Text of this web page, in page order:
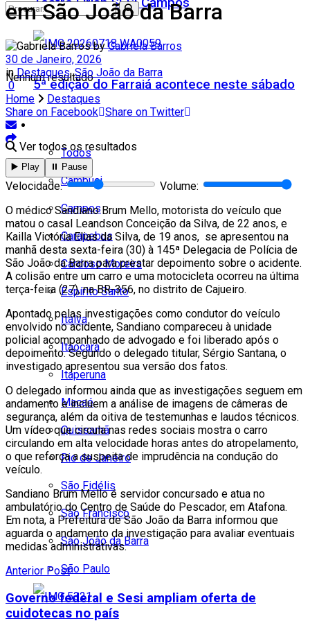
Teatro Firjan SESI Campos
5ª edição do Farraiá acontece neste sábado
Todos
Cambuci
Campos
Carapebus
Cardoso Moreira
Espírito Santo
Italva
Itaocara
Itaperuna
Macaé
Quissamã
Rio de Janeiro
São Fidélis
São Francisco
São João da Barra
São Paulo
Nenhum resultado
Ver todos os resultados
em São João da Barra
by Gabriela Barros
30 de Janeiro, 2026
in Destaques,São João da Barra
0
Home
Destaques
Share on Facebook Share on Twitter
▶️ Play ⏸️ Pause
Velocidade:
Volume:
O médico Sandiano Brum Mello, motorista do veículo que
matou o casal Leandson Conceição da Silva, de 22 anos, e
Kailla Victória Elias da Silva, de 19 anos, se apresentou na
manhã desta sexta-feira (30) à 145ª Delegacia de Polícia de
São João da Barra para prestar depoimento sobre o acidente.
A colisão entre um carro e uma motocicleta ocorreu na última
terça-feira (27), na BR-356, no distrito de Cajueiro.
Apontado pelas investigações como condutor do veículo
envolvido no acidente, Sandiano compareceu à unidade
policial acompanhado de advogado e foi liberado após o
depoimento. Segundo o delegado titular, Sérgio Santana, o
investigado apresentou sua versão dos fatos.
O delegado informou ainda que as investigações seguem em
andamento e incluem a análise de imagens de câmeras de
segurança, além da oitiva de testemunhas e laudos técnicos.
Um vídeo que circula nas redes sociais mostra o carro
circulando em alta velocidade horas antes do atropelamento,
o que reforça a suspeita de imprudência na condução do
veículo.
Sandiano Brum Mello é servidor concursado e atua no
ambulatório do Centro de Saúde do Pescador, em Atafona.
Em nota, a Prefeitura de São João da Barra informou que
aguarda o andamento da investigação para avaliar eventuais
medidas administrativas.
Anterior Post
Governo federal e Sesi ampliam oferta de
cuidotecas no país